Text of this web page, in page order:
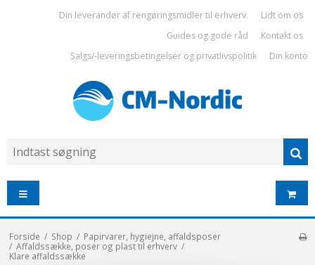
Din leverandør af rengøringsmidler til erhverv.
Lidt om os
Guides og gode råd
Kontakt os
Salgs/-leveringsbetingelser og privatlivspolitik
Din konto
Forside / Shop / Papirvarer, hygiejne, affaldsposer
/ Affaldssække, poser og plast til erhverv /
Klare affaldssække